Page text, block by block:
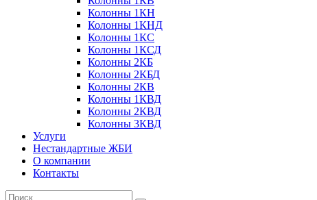
Колонны 1КН
Колонны 1КНД
Колонны 1КС
Колонны 1КСД
Колонны 2КБ
Колонны 2КБД
Колонны 2КВ
Колонны 1КВД
Колонны 2КВД
Колонны 3КВД
Услуги
Нестандартные ЖБИ
О компании
Контакты